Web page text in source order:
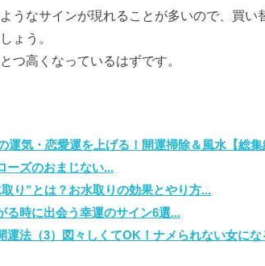
うなサインが現れることが多いので、買い
ょう。
つ高くなっているはずです。
運気・恋愛運を上げる！開運掃除＆風水【総
ズのおまじない...
り”とは？お水取りの効果とやり方...
る時に出会う幸運のサイン6選...
運法（3）図々しくてOK！ナメられない女にな